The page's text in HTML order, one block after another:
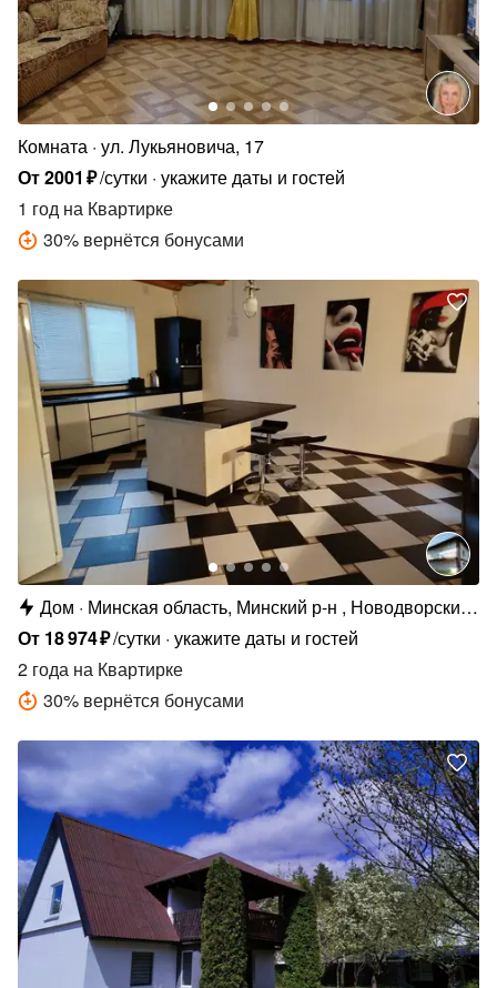
Комната ул. Лукьяновича, 17
От2001 ₽/сутки укажите даты и гостей
1 год на Квартирке
30% вернётся бонусами
Дом
Минская область, Минский р-н , Новодворский
сельсовет, д. Королищевичи, Центральная ул.,
От 18974₽/сутки укажите даты и гостей
2 года на Квартирке
30% вернётся бонусами